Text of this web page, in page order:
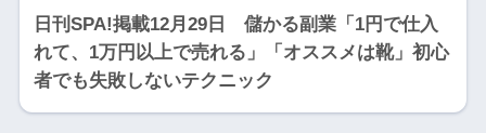
日刊SPA!掲載12月29日 儲かる副業「1円で仕入
れて、1万円以上で売れる」「オススメは靴」初心
者でも失敗しないテクニック